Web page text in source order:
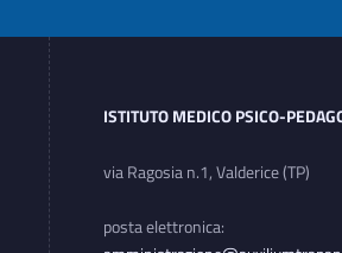
ISTITUTO MEDICO PSICO-
via Ragosia n.1, Valderice (TP)
posta elettronica: